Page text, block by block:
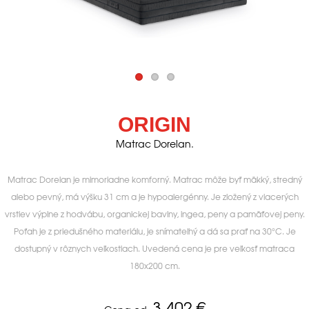
ORIGIN
Matrac Dorelan.
Matrac Dorelan je mimoriadne komforný. Matrac môže byť mäkký, stredný
alebo pevný, má výšku 31 cm a je hypoalergénny. Je zložený z viacerých
vrstiev výplne z hodvábu, organickej bavlny, ingea, peny a pamäťovej peny.
Poťah je z priedušného materiálu, je snímateľný a dá sa prať na 30°C. Je
dostupný v rôznych veľkostiach. Uvedená cena je pre veľkosť matraca
180x200 cm.